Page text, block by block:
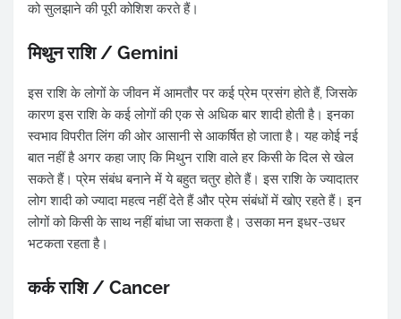
को सुलझाने की पूरी कोशिश करते हैं।
मिथुन राशि / Gemini
इस राशि के लोगों के जीवन में आमतौर पर कई प्रेम प्रसंग होते हैं, जिसके
कारण इस राशि के कई लोगों की एक से अधिक बार शादी होती है। इनका
स्वभाव विपरीत लिंग की ओर आसानी से आकर्षित हो जाता है। यह कोई नई
बात नहीं है अगर कहा जाए कि मिथुन राशि वाले हर किसी के दिल से खेल
सकते हैं। प्रेम संबंध बनाने में ये बहुत चतुर होते हैं। इस राशि के ज्यादातर
लोग शादी को ज्यादा महत्व नहीं देते हैं और प्रेम संबंधों में खोए रहते हैं। इन
लोगों को किसी के साथ नहीं बांधा जा सकता है। उसका मन इधर-उधर
भटकता रहता है।
कर्क राशि / Cancer